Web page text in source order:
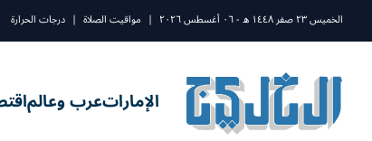
الخميس ٢٣ صفر ١٤٤٨ ه - ٠٦ أغسطس ٢٠٢٦ | مواقيت الصلاة | درجات الحرارة
الإماراتعرب وعالم